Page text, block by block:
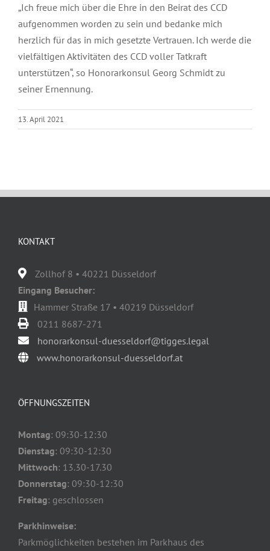
„Ich freue mich über die Ehre in den Beirat des CCD
aufgenommen worden zu sein und bedanke mich
herzlich für das in mich gesetzte Vertrauen. Ich werde die
vielfältigen Aktivitäten des CCD voller Tatkraft
unterstützen“, so Honorarkonsul Georg Schmidt zu
seiner Ernennung.
13. April 2021
KONTAKT
Zollhof 8 • 40221 Düsseldorf
Eingang Besucher:
Hammer Straße 17 • 40219 Düsseldorf
0211 8687-271
honorarkonsul-duesseldorf@tigges.legal
www.honorarkonsul-duesseldorf.at
ÖFFNUNGSZEITEN
Montag: 09:30-12:30
Dienstag: 09:30-12:30
Mittwoch: 13.30-17.30
Donnerstag: 09:30-12:30
Freitag: geschlossen
Parkhinweise:
Parkmöglichkeiten bestehen im Parkhaus des